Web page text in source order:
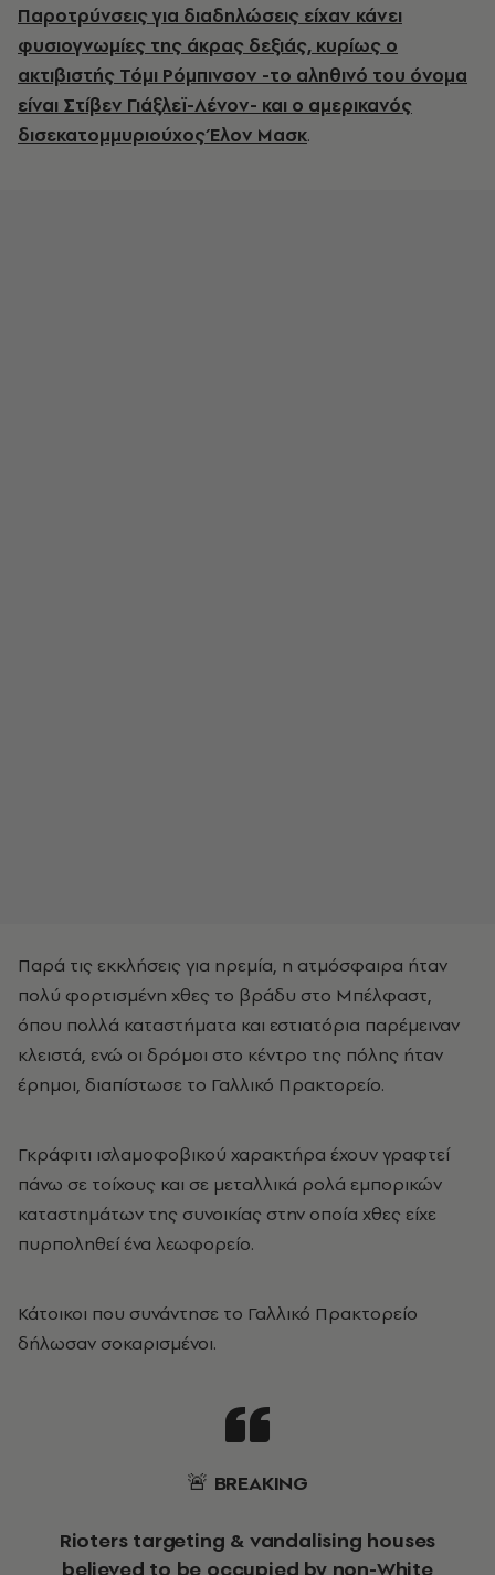
Παροτρύνσεις για διαδηλώσεις είχαν κάνει
φυσιογνωμίες της άκρας δεξιάς, κυρίως ο
ακτιβιστής Τόμι Ρόμπινσον -το αληθινό του όνομα
είναι Στίβεν Γιάξλεϊ-Λένον- και ο αμερικανός
δισεκατομμυριούχος Έλον Μασκ.
Παρά τις εκκλήσεις για ηρεμία, η ατμόσφαιρα ήταν
πολύ φορτισμένη χθες το βράδυ στο Μπέλφαστ,
όπου πολλά καταστήματα και εστιατόρια παρέμειναν
κλειστά, ενώ οι δρόμοι στο κέντρο της πόλης ήταν
έρημοι, διαπίστωσε το Γαλλικό Πρακτορείο.
Γκράφιτι ισλαμοφοβικού χαρακτήρα έχουν γραφτεί
πάνω σε τοίχους και σε μεταλλικά ρολά εμπορικών
καταστημάτων της συνοικίας στην οποία χθες είχε
πυρποληθεί ένα λεωφορείο.
Κάτοικοι που συνάντησε το Γαλλικό Πρακτορείο
δήλωσαν σοκαρισμένοι.
🚨 BREAKING
Rioters targeting & vandalising houses
believed to be occupied by non-White